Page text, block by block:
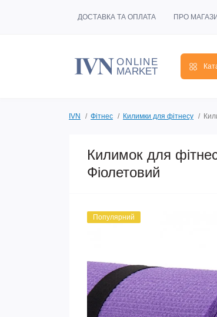
ДОСТАВКА ТА ОПЛАТА ПРО
IVN Фітнес Килимки для фітнесу
Килимок для
Фіолетовий
Популярний